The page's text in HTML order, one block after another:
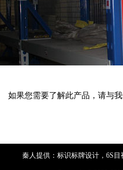
如果您需要了解此产品，请与我
秦人提供：标识标牌设计，6S